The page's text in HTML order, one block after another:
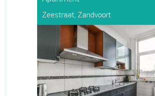
Zeestraat, Zandvoort